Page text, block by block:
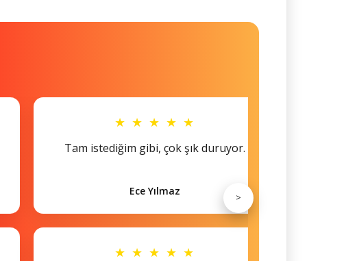
★ ★ ★ ★ ★
Tam istediğim gibi, çok şık duruyor.
Ece Yılmaz
★ ★ ★ ★ ★
>